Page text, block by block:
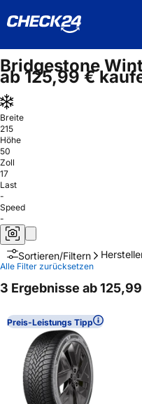
Bridgestone
ab 125,99 €
Breite
215
Höhe
50
Zoll
17
Last
-
Speed
-
Sortieren/Filtern
Alle Filter zurücksetzen
3 Ergebnisse ab
Preis-Leistungs Tipp